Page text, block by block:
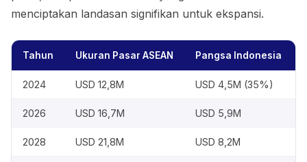
menciptakan landasan signifikan untuk ekspansi.
Tahun Ukuran Pasar ASEAN Pangsa Indonesia
2024 USD 12,8M USD 4,5M (35%)
2026 USD 16,7M USD 5,9M
2028 USD 21,8M USD 8,2M